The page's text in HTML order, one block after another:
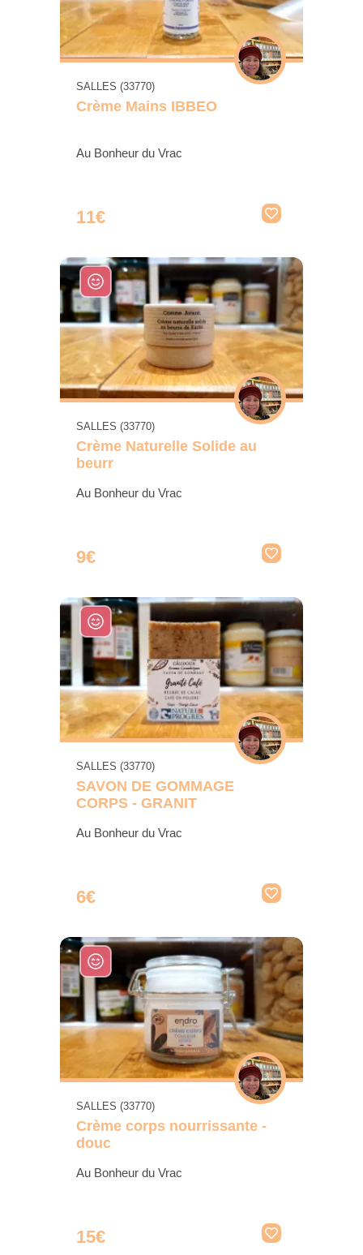
SALLES (33770)
Crème Mains IBBEO
Au Bonheur du Vrac
11€
SALLES (33770)
Crème Naturelle Solide au
beurr
Au Bonheur du Vrac
9€
SALLES (33770)
SAVON DE GOMMAGE
CORPS - GRANIT
Au Bonheur du Vrac
6€
SALLES (33770)
Crème corps nourrissante -
douc
Au Bonheur du Vrac
15€